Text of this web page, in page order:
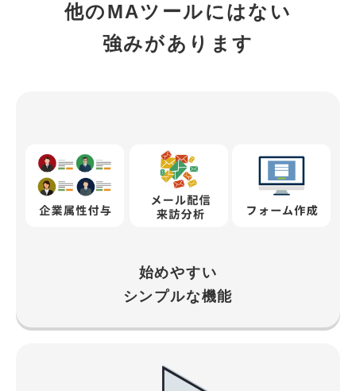
他のMAツールにはない
強みがあります
始めやすい
シンプルな機能